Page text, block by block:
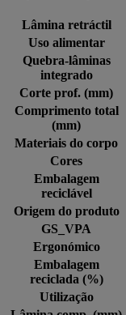
Lâmina retráctil
Uso alimentar
Quebra-lâminas
integrado
Corte prof. (mm)
Comprimento total
(mm)
Materiais do corpo
Cores
Embalagem
reciclável
Origem do produto
GS_VPA
Ergonómico
Embalagem
reciclada (%)
Utilização